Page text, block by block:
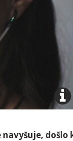
došlo